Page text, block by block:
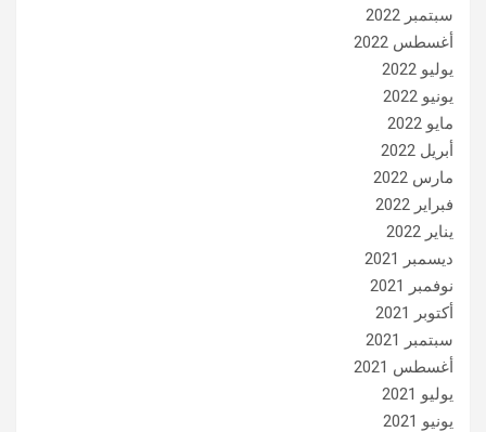
سبتمبر 2022
أغسطس 2022
يوليو 2022
يونيو 2022
مايو 2022
أبريل 2022
مارس 2022
فبراير 2022
يناير 2022
ديسمبر 2021
نوفمبر 2021
أكتوبر 2021
سبتمبر 2021
أغسطس 2021
يوليو 2021
يونيو 2021